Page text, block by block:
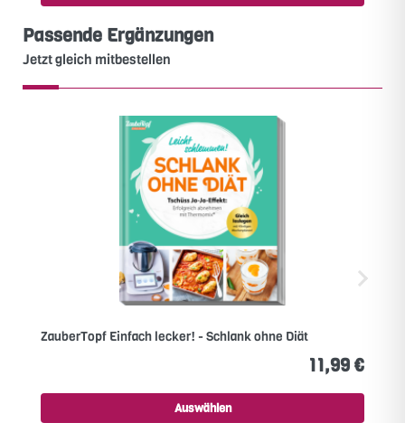
Passende Ergänzungen
Jetzt gleich mitbestellen
ZauberTopf Einfach lecker! - Schlank ohne Diät
11,99 €
Auswählen